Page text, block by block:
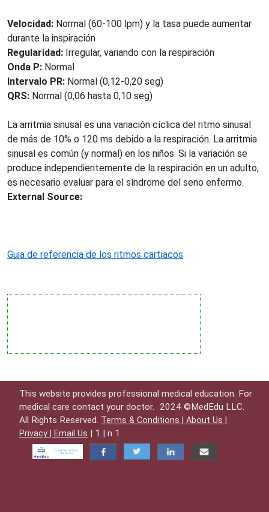
Velocidad: Normal (60-100 lpm) y la tasa puede aumentar
durante la inspiración
Regularidad: Irregular, variando con la respiración
Onda P: Normal
Intervalo PR: Normal (0,12-0,20 seg)
QRS: Normal (0,06 hasta 0,10 seg)
La arritmia sinusal es una variación cíclica del ritmo sinusal
de más de 10% o 120 ms debido a la respiración. La arritmia
sinusal es común (y normal) en los niños. Si la variación se
produce independientemente de la respiración en un adulto,
es necesario evaluar para el síndrome del seno enfermo.
External Source:
Guia de referencia de los ritmos cartiacos
This website provides professional medical education. For
medical care contact your doctor. 2024 ©MedEdu LLC.
All Rights Reserved. Terms & Conditions | About Us |
Privacy |
Email Us | 1 | n 1